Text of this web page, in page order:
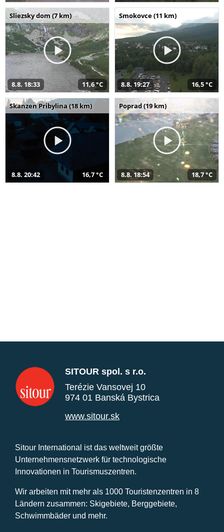
Sliezsky dom (7 km)
8.8. 18:33 11,6 °C
Smokovce (11 km)
8.8. 19:27 16,5 °C
Skanzen Pribylina (18 km)
8.8. 20:42 16,7 °C
Poprad (19 km)
8.8. 18:54 18,7 °C
SITOUR spol. s r.o.
Terézie Vansovej 10
974 01 Banská Bystrica
www.sitour.sk
Sitour International ist das weltweit größte
Unternehmensnetzwerk für technologische
Innovationen in Tourismuszentren.
Wir arbeiten mit mehr als 1000 Touristenzentren in 8
Ländern zusammen: Skigebiete, Berggebiete,
Schwimmbäder und mehr.